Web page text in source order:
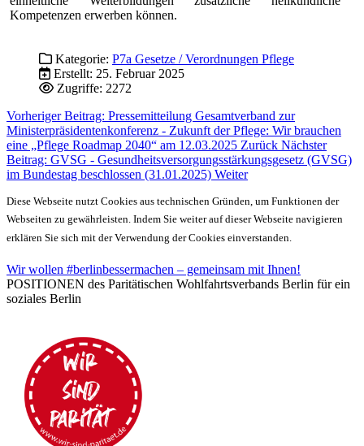
Kompetenzen erwerben können.
Kategorie: P7a Gesetze / Verordnungen Pflege
Erstellt: 25. Februar 2025
Zugriffe: 2272
Vorheriger Beitrag: Pressemitteilung Gesamtverband zur
Ministerpräsidentenkonferenz - Zukunft der Pflege: Wir brauchen
eine „Pflege Roadmap 2040“ am 12.03.2025 Zurück Nächster
Beitrag: GVSG - Gesundheitsversorgungsstärkungsgesetz (GVSG)
im Bundestag beschlossen (31.01.2025) Weiter
Diese Webseite nutzt Cookies aus technischen Gründen, um Funktionen der
Webseiten zu gewährleisten. Indem Sie weiter auf dieser Webseite navigieren
erklären Sie sich mit der Verwendung der Cookies einverstanden.
Wir wollen #berlinbessermachen – gemeinsam mit Ihnen!
POSITIONEN des Paritätischen Wohlfahrtsverbands Berlin für ein
soziales Berlin